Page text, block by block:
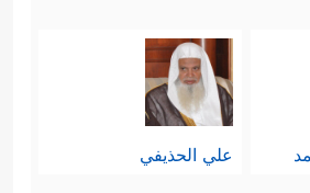
علي الحذيفي